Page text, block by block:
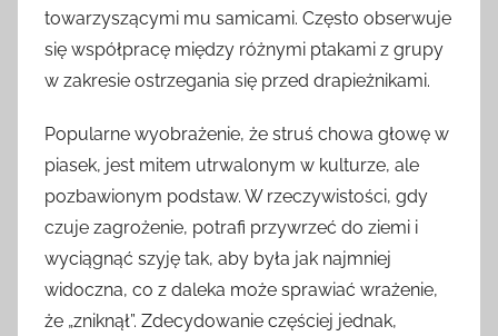
towarzyszącymi mu samicami. Często obserwuje
się współpracę między różnymi ptakami z grupy
w zakresie ostrzegania się przed drapieżnikami.
Popularne wyobrażenie, że struś chowa głowę w
piasek, jest mitem utrwalonym w kulturze, ale
pozbawionym podstaw. W rzeczywistości, gdy
czuje zagrożenie, potrafi przywrzeć do ziemi i
wyciągnąć szyję tak, aby była jak najmniej
widoczna, co z daleka może sprawiać wrażenie,
że „zniknął”. Zdecydowanie częściej jednak,